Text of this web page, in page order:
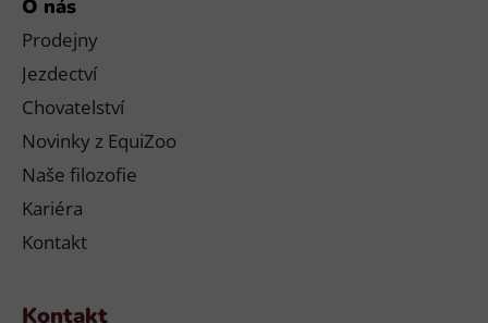
O nás
Prodejny
Jezdectví
Chovatelství
Novinky z EquiZoo
Naše filozofie
Kariéra
Kontakt
Kontakt